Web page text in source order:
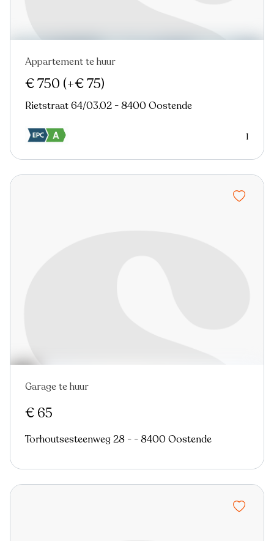
Nieuw
Appartement te huur
€ 750 (+€ 75)
Rietstraat 64/03.02 - 8400 Oostende
1
Nieuw
Garage te huur
€ 65
Torhoutsesteenweg 28 - - 8400 Oostende